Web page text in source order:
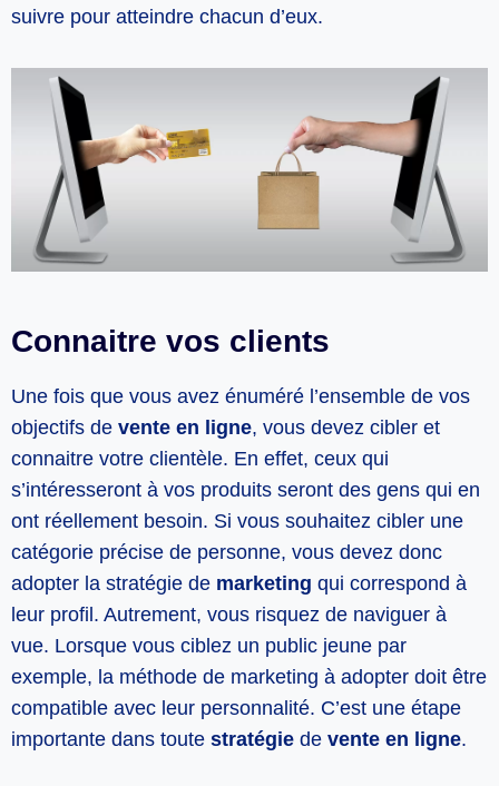
suivre pour atteindre chacun d’eux.
Connaitre vos clients
Une fois que vous avez énuméré l’ensemble de vos
objectifs devente en ligne, vous devez cibler et
connaitre votre clientèle. En effet, ceux qui
s’intéresseront à vos produits seront des gens qui en
ont réellement besoin. Si vous souhaitez cibler une
catégorie précise de personne, vous devez donc
adopter la stratégie de marketing qui correspond à
leur profil. Autrement, vous risquez de naviguer à
vue. Lorsque vous ciblez un public jeune par
exemple, la méthode de marketing à adopter doit être
compatible avec leur personnalité. C’est une étape
importante dans toutestratégie devente en ligne.